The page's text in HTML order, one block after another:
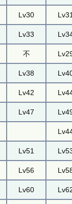
Lv30 Lv31
Lv33
不
Lv38
Lv42
Lv47
Lv51
Lv56
Lv60